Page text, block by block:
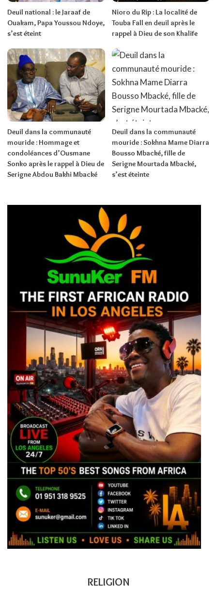
Deuil national : le Jaraaf de
Ouakam, Papa Youssou Ndoye,
s’est éteint
Nioro du Rip : La localité de
Touba Fall en deuil après le
rappel à Dieu de son Khalife
Deuil dans la communauté
mouride : Hommage et
condoléances d’Ousmane
Sonko après le rappel à Dieu de
Serigne Abdou Bakhi Mbacké
Deuil dans la communauté
mouride : Sokhna Mame Diarra
Bousso Mbacké, fille de
Serigne Mourtada Mbacké,
s’est éteinte
RELIGION